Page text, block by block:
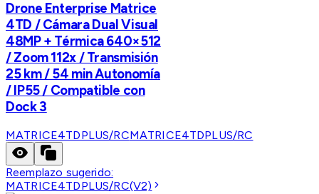
Drone Enterprise Matrice
4TD / Cámara Dual Visual
48MP + Térmica 640×512
/ Zoom 112x / Transmisión
25 km / 54 min Autonomía
/ IP55 / Compatible con
Dock 3
MATRICE4TDPLUS/RCMATRICE4TDPLUS/RC
Reemplazo sugerido:
MATRICE4TDPLUS/RC(V2)